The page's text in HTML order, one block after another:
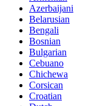
Azerbaijani
Belarusian
Bengali
Bosnian
Bulgarian
Cebuano
Chichewa
Corsican
Croatian